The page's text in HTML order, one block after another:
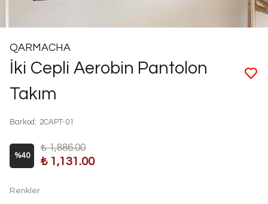
QARMACHA
İki Cepli Aerobin Pantolon
Takım
Barkod : 2CAPT-01
%40
₺ 1,886.00
₺ 1,131.00
Renkler